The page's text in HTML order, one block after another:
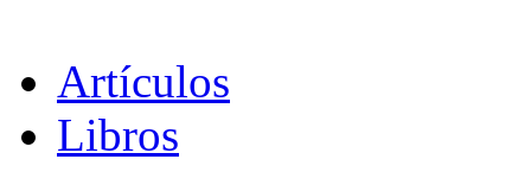
Artículos
Libros